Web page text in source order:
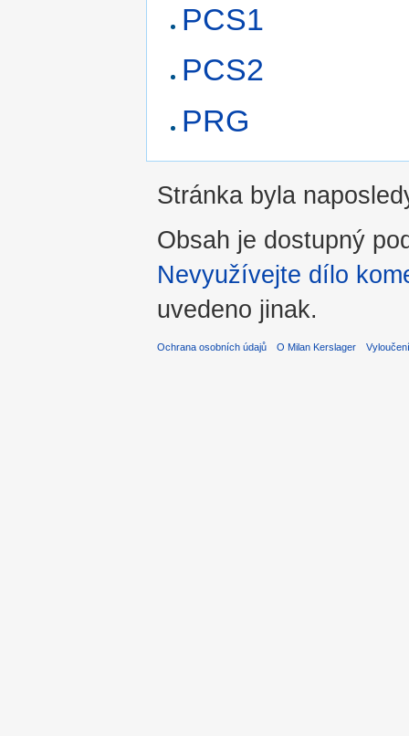
PCS1
PCS2
PRG
Stránka byla
Obsah je dostupný
Nevyužívejte dílo
uvedeno jinak.
Ochrana osobních údajů O Milan Kerslager